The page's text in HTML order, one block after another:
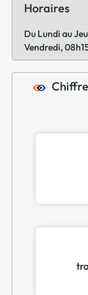
Horaires
Du Lundi au
Vendredi,